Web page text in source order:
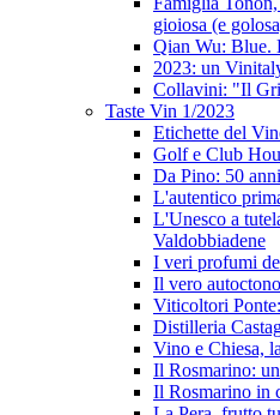
gioiosa (e
Qian Wu: Blue.
2023: un
Collavini: "Il
Taste Vin 1/2023
Etichette del
Golf e Club
Da Pino: 50
L'autentico
L'Unesco a
Valdobbiadene
I veri profumi
Il vero
Viticoltori
Distilleria
Vino e Chiesa,
Il Rosmarino:
Il Rosmarino in